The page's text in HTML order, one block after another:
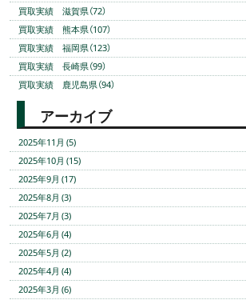
買取実績 滋賀県（72）
買取実績 熊本県（107）
買取実績 福岡県（123）
買取実績 長崎県（99）
買取実績 鹿児島県（94）
アーカイブ
2025年11月 (5)
2025年10月 (15)
2025年9月 (17)
2025年8月 (3)
2025年7月 (3)
2025年6月 (4)
2025年5月 (2)
2025年4月 (4)
2025年3月 (6)